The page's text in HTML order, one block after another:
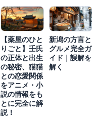
【薬屋のひと
りごと】壬氏
の正体と出生
の秘密、猫猫
との恋愛関係
をアニメ・小
説の情報をも
とに完全に解
説！
新潟の方言と
グルメ完全ガ
イド｜誤解を
解く